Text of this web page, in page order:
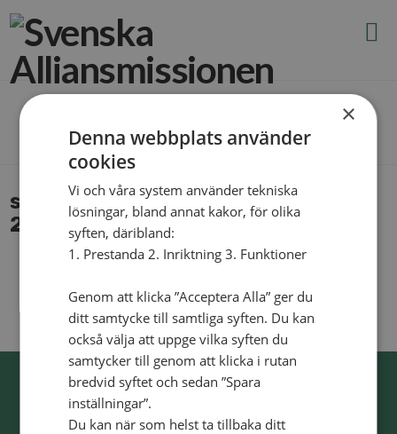
The Blog
sank-kra­ven-och-bar-varand­ra-
2
×
Denna webbplats använder
cookies
Vi och våra system använder tekniska
lösningar, bland annat kakor, för olika
syften, däribland:
1. Prestanda 2. Inriktning 3. Funktioner
Genom att klicka ”Acceptera Alla” ger du
ditt samtycke till samtliga syften. Du kan
också välja att uppge vilka syften du
samtycker till genom att klicka i rutan
bredvid syftet och sedan ”Spara
inställningar”.
Du kan när som helst ta tillbaka ditt